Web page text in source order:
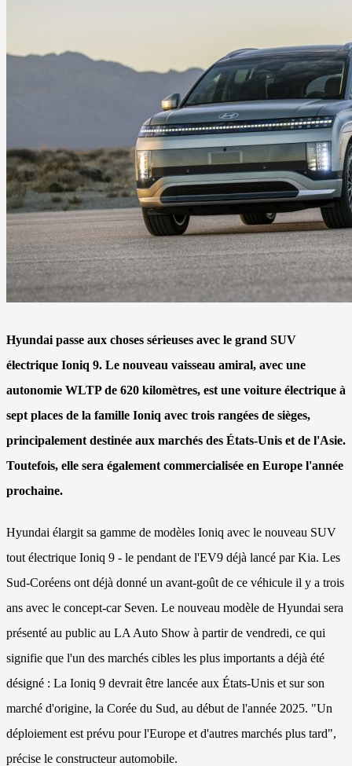
Hyundai passe aux choses sérieuses avec le grand SUV
électrique Ioniq 9. Le nouveau vaisseau amiral, avec une
autonomie WLTP de 620 kilomètres, est une voiture électrique à
sept places de la famille Ioniq avec trois rangées de sièges,
principalement destinée aux marchés des États-Unis et de l'Asie.
Toutefois, elle sera également commercialisée en Europe l'année
prochaine.
Hyundai élargit sa gamme de modèles Ioniq avec le nouveau SUV
tout électrique Ioniq 9 - le pendant de l'EV9 déjà lancé par Kia. Les
Sud-Coréens ont déjà donné un avant-goût de ce véhicule il y a trois
ans avec le concept-car Seven. Le nouveau modèle de Hyundai sera
présenté au public au LA Auto Show à partir de vendredi, ce qui
signifie que l'un des marchés cibles les plus importants a déjà été
désigné : La Ioniq 9 devrait être lancée aux États-Unis et sur son
marché d'origine, la Corée du Sud, au début de l'année 2025. "Un
déploiement est prévu pour l'Europe et d'autres marchés plus tard",
précise le constructeur automobile.